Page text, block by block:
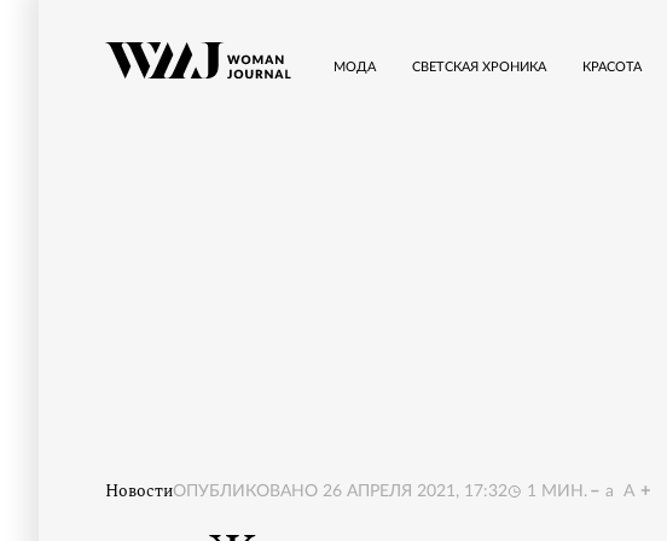
МОДА СВЕТСКАЯ ХРОНИКА КРАСОТА
НовостиОПУБЛИКОВАНО 26 АПРЕЛЯ 2021, 17:32 1 МИН. a A